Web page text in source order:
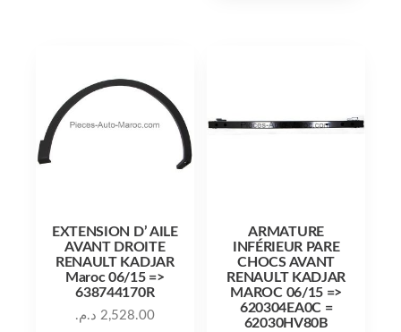
EXTENSION D’ AILE
AVANT DROITE
RENAULT KADJAR
Maroc 06/15 =>
638744170R
2,528.00 د.م.
ARMATURE
INFÉRIEUR PARE
CHOCS AVANT
RENAULT KADJAR
MAROC 06/15 =>
620304EA0C =
62030HV80B